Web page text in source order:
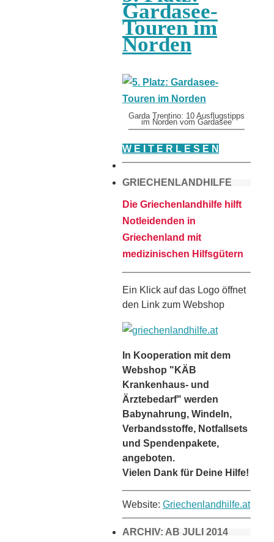
Gardasee-
Touren im
Norden
Garda Trentino: 10 Ausflugstipps
im Norden vom Gardasee
W E I T E R L E S E N
GRIECHENLANDHILFE
Die Griechenlandhilfe hilft
Notleidenden in
Griechenland mit
medizinischen Hilfsgütern
Ein Klick auf das Logo öffnet
den Link zum Webshop
In Kooperation mit dem
Webshop "KÄB
Krankenhaus- und
Ärztebedarf" werden
Babynahrung, Windeln,
Verbandsstoffe, Notfallsets
und Spendenpakete,
angeboten.
Vielen Dank für Deine Hilfe!
Website: Griechenlandhilfe.at
ARCHIV: AB JULI 2014